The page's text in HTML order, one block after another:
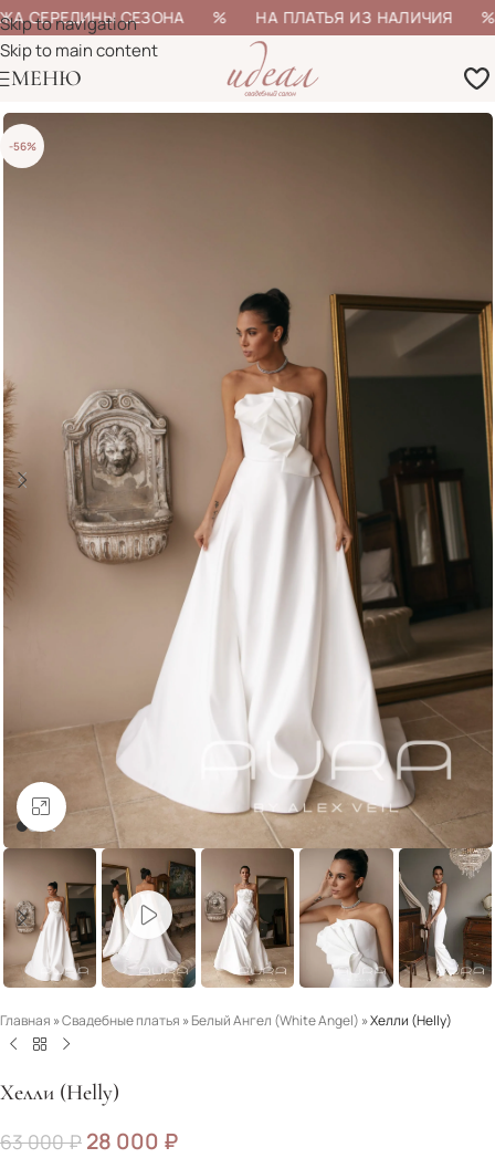
СЕРЕДИНЫ СЕЗОНА % НА ПЛАТЬЯ ИЗ НАЛИЧИЯ %
Skip to navigation
Skip to main content
МЕНЮ
-56%
Увеличить
Главная »Свадебные платья »Белый Ангел (White Angel) »Хелли (Helly)
Хелли (Helly)
63 000₽ 28 000 ₽